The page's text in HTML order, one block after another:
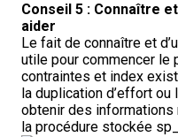
Conseil 5 : Connaître
aider
Le fait de connaître et
utile pour commencer le
contraintes et index
la duplication d’effort ou
obtenir des
la procédure stockée